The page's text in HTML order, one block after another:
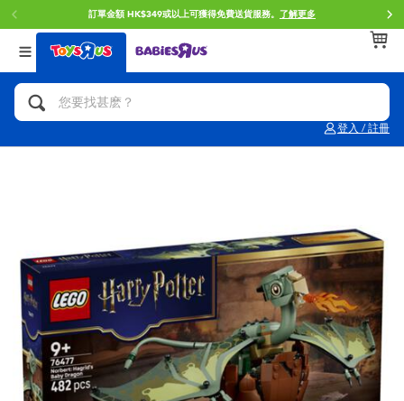
訂單金額 HK$349或以上可獲得免費送貨服務。 了解更多
登入 / 註冊
返回
分類目錄
人氣英雄,角色扮演,射擊玩具
玩具車,貨車,火車及遙控系列
手工藝,文具,蠟筆,泥膠,畫板
娃娃, 芭比,收藏公仔
返回
品牌
Brunch Brother 早午餐兄弟
Mini Brands
Play-Doh培樂多
Pokemon寶可夢
返回
年齢
0~2歳
8~11歳
12~14歳
14歳以上